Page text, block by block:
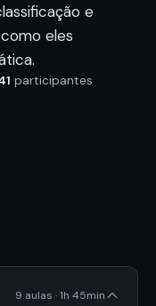
e
eles
participantes
9 aulas · 1h 45min